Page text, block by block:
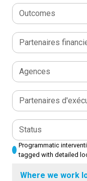
Outcomes
Partenaires
Agences
Partenaires
Status
Programmatic
tagged with detailed
Where we work